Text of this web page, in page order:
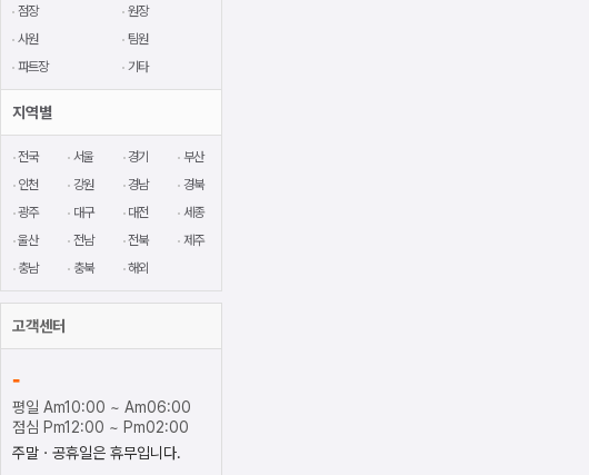
점장
원장
사원
팀원
파트장
기타
지역별
전국 서울 경기
부산
인천
강원 경남
경북
광주
대구 대전
세종
울산
전남 전북
제주
충남
충북 해외
고객센터
-
평일 Am10:00 ~ Am06:00
점심 Pm12:00 ~ Pm02:00
주말ㆍ공휴일은 휴무입니다.